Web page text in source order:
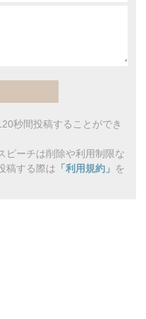
秒間投稿することができ
ピーチは削除や利用制限な
稿する際は 「利用規約」 を